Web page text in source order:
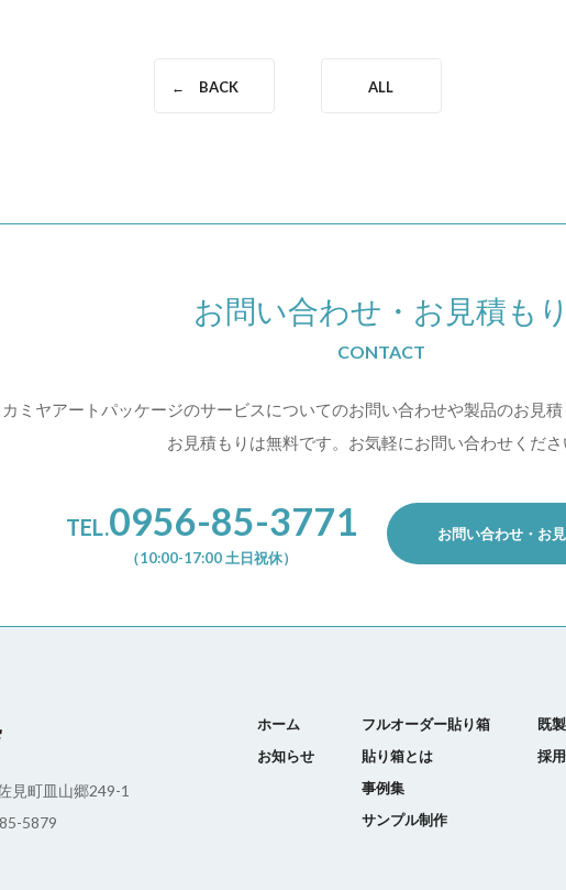
BACK ALL
お問い合わせ ・ お見積もり
CONTACT
カミヤアートパッケージのサービスについてのお問い合わせや製品のお見積
お見積もりは無料です。お気軽にお問い合わせくださ
TEL.0956-85-3771
（10:00-17:00 土日祝休）
お問い合わせ・お
見町皿山郷249-1
5879
ホーム
お知らせ
フルオーダー貼り箱
貼り箱とは
事例集
サンプル制作
既
採